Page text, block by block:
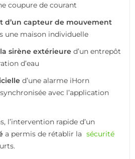
coupure de courant
d’un capteur de mouvement
une maison individuelle
sirène extérieure d’un entrepôt
d’eau
d’une alarme iHorn
avec l’application
l’intervention rapide d’un
a permis de rétablir la sécurité